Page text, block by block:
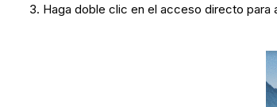
Haga doble clic en el acceso directo para